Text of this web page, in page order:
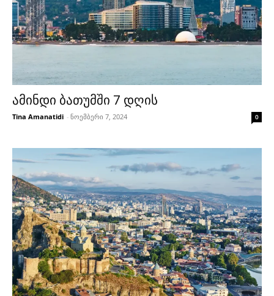
ამინდი ბათუმში 7 დღის
Tina Amanatidi - ნოემბერი 7, 2024 0